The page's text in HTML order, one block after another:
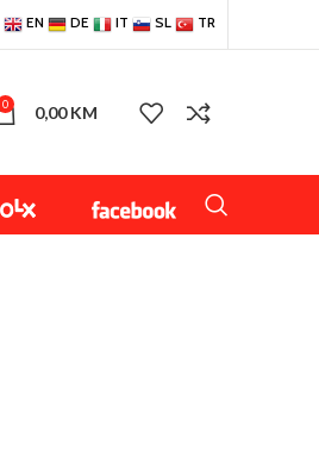
EN DE IT SL TR
0 0,00KM